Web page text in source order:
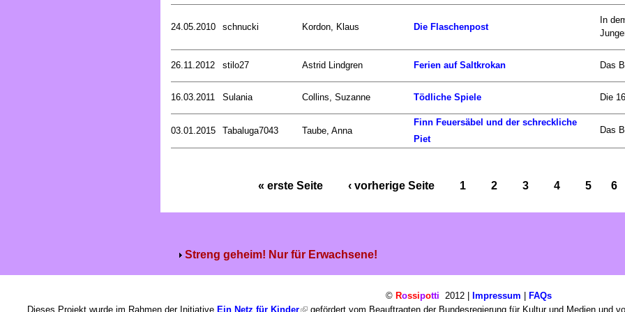
24.05.2010 schnucki Kordon, Klaus Die Flaschenpost
In
26.11.2012 stilo27 Astrid Lindgren Ferien auf Saltkrokan Das
16.03.2011 Sulania Collins, Suzanne Tödliche Spiele Die
03.01.2015 Tabaluga7043 Taube, Anna
Finn Feuersäbel und der schreckliche
Piet
Das
« erste Seite ‹ vorherige Seite 1 2 3 4 5 6
Streng geheim! Nur für Erwachsene!
© Rossipotti 2012 | Impressum | FAQs
Dieses Projekt wurde im Rahmen der Initiative Ein Netz für Kinder gefördert vom Beauftragten der Bundesregierung für Kultur und Medien und